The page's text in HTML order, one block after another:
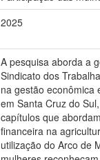
2025
A pesquisa aborda a
Sindicato dos
na gestão econômica
em Santa Cruz do
capítulos que
financeira na
utilização do Arco de